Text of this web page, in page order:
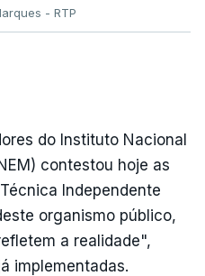
- RTP
do Instituto Nacional
contestou hoje as
Independente
organismo público,
a realidade",
implementadas.